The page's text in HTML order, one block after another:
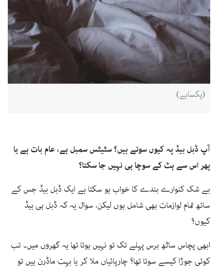
(پکسابے)
آپ ڈبل بیڈ پہ کیوں سوتے ہیں؟ سٹیٹس سمبل ہے، عام بات ہے یا
پھر اس سے ہٹ کے سوچا ہی نہیں جا سکتا؟
بے شک کنوارے بندے کا خواب ہو سکتا ہے ایک ڈبل بیڈ جس کے
ساتھ تمام لوازمات بھی شامل ہوں لیکن، سوال یہ کہ ڈبل ہی بیڈ
کیوں؟
ابھی پچاس ساٹھ برس پہلے تک تو نہیں ہوتا تھا یہ گھروں میں۔ تب
کوئی جوڑا کیسے سوتا تھا؟ چارپائیاں ملا کر یا بہت ماڈرن ہیں تو